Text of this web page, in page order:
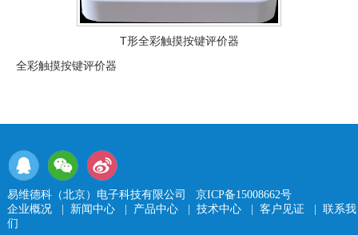
T形全彩触摸按键评价器
全彩触摸按键评价器
易维德科（北京）电子科技有限公司 京ICP备15008662号
企业概况| 新闻中心| 产品中心| 技术中心| 客户见证
联系我
们